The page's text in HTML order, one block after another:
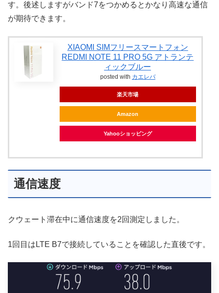
す。後述しますがバンド7をつかめるとかなり高速な通信
が期待できます。
XIAOMI SIMフリースマートフォン
REDMI NOTE 11 PRO 5G アトランテ
ィックブルー
posted with カエレバ
楽天市場
Amazon
Yahooショッピング
通信速度
クウェート滞在中に通信速度を2回測定しました。
1回目はLTE B7で接続していることを確認した直後です。